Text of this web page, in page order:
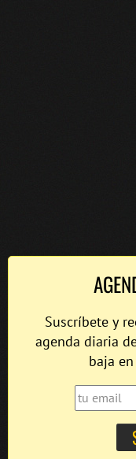
Suscríbete y
agenda diaria
baja